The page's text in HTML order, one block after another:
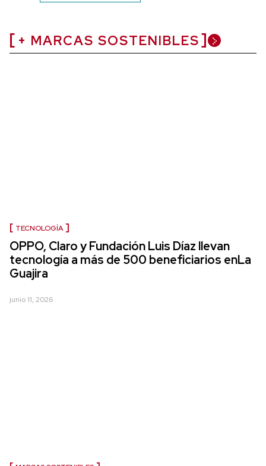
+ MARCAS SOSTENIBLES
TECNOLOGÍA
OPPO, Claro y Fundación Luis Díaz llevan
tecnología a más de 500 beneficiarios enLa
Guajira
junio 11, 2026